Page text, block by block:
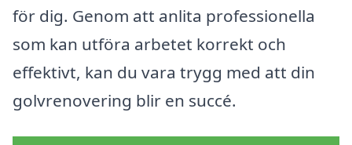
för dig. Genom att anlita professionella
som kan utföra arbetet korrekt och
effektivt, kan du vara trygg med att din
golvrenovering blir en succé.